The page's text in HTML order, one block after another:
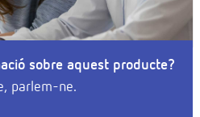
sobre aquest producte?
parlem-ne.